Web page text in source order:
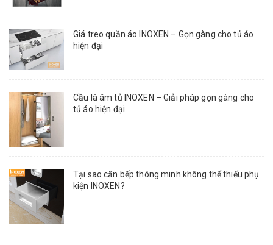
Giá treo quần áo INOXEN – Gọn gàng cho tủ áo
hiện đại
Cầu là âm tủ INOXEN – Giải pháp gọn gàng cho
tủ áo hiện đại
Tại sao căn bếp thông minh không thể thiếu phụ
kiện INOXEN?